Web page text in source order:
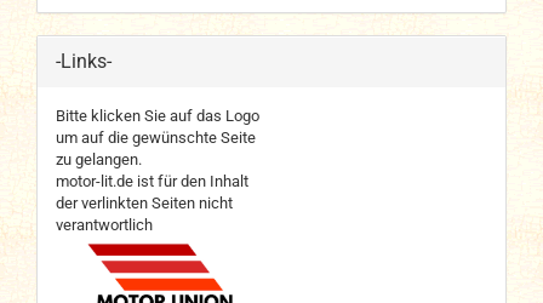
-Links-
Bitte klicken Sie auf das Logo
um auf die gewünschte Seite
zu gelangen.
motor-lit.de ist für den Inhalt
der verlinkten Seiten nicht
verantwortlich